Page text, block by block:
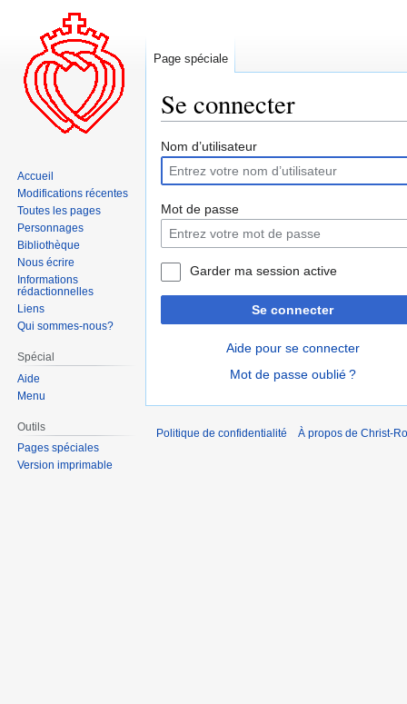
Se connecter
Aller
la
navigation
Aller
la
recherche
Nom d’utilisateur
Mot de passe
Garder ma session active
Se connecter
Aide pour se connecter
Mot de passe oublié ?
Page spéciale
Accueil
Modifications récentes
Toutes les pages
Personnages
Bibliothèque
Nous écrire
Informations
rédactionnelles
Liens
Qui sommes-nous?
Spécial
Aide
Menu
Outils
Pages spéciales
Version imprimable
Politique de confidentialité À propos de Christ-